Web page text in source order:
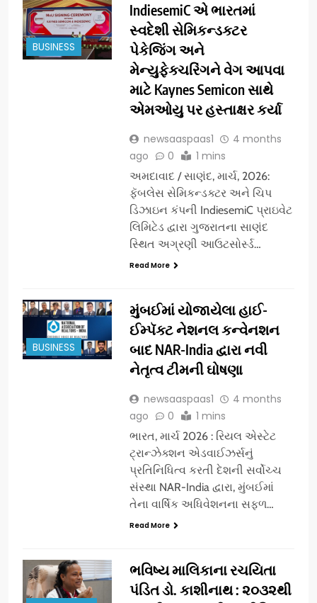
BUSINESS
IndiesemiC એ ભારતમાં
સ્વદેશી સેમિકન્ડક્ટર
પેકેજિંગ અને
મેન્યુફેક્ચરિંગને વેગ આપવા
માટે Kaynes Semicon સાથે
એમઓયુ પર હસ્તાક્ષર કર્યા
newsaaspaas1
4 months
ago
0 1 mins
અમદાવાદ / સાણંદ, માર્ચ, 2026:
ફૅબલેસ સેમિકન્ડક્ટર અને ચિપ
ડિઝાઇન કંપની IndiesemiC પ્રાઇવેટ
લિમિટેડ દ્વારા ગુજરાતના સાણંદ
સ્થિત અગ્રણી આઉટસોર્સ્ડ…
Read More
BUSINESS
મુંબઈમાં યોજાયેલા હાઈ-
ઈમ્પૅક્ટ નેશનલ કન્વેનશન
બાદ NAR-India દ્વારા નવી
નેતૃત્વ ટીમની ઘોષણા
newsaaspaas1
4 months
ago
0 1 mins
ભારત, માર્ચ 2026 : રિયલ એસ્ટેટ
ટ્રાન્ઝેક્શન એડવાઈઝર્સનું
પ્રતિનિધિત્વ કરતી દેશની સર્વોચ્ચ
સંસ્થા NAR-India દ્વારા, મુંબઈમાં
તેના વાર્ષિક અધિવેશનના સફળ…
Read More
ભવિષ્ય માલિકાના રચયિતા
પંડિત ડો. કાશીનાથ : ૨૦૩૨થી